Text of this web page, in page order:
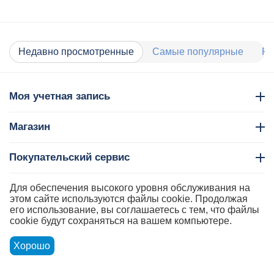
Недавно просмотренные Самые популярные
Моя учетная запись
Магазин
Покупательский сервис
Контакты
Для обеспечения высокого уровня обслуживания на
этом сайте используются файлы cookie. Продолжая
его использование, вы соглашаетесь с тем, что файлы
cookie будут сохраняться на вашем компьютере.
Хорошо